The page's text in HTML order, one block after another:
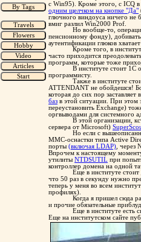
с Win95). Кроме этого, с ICQ в
одним щелчком на кнопке "Да"
глючного виндоуса ничего не
вмиг разлил Win2000 Prof.
Но вообще-то,
пенсионному фонду),
аутентификации глюков
Кроме того, в
часто приходится
программ, которые тоже
В институте стоит 1С
программисту.
Также в институте
ATTENDANT не обойдешся!
которая до сих пор
баз в этой ситуации. При этом
переустановить Exchange)
оргвыводами для системного
В этой организации,
сервера от Microsoft)
Но если с
MMC-оснастки типа Active
порты (включая LDAP) , через
Впрочем к настоящему
утилиты NTDSUTIL при
контроллер домена на одной
Еще в институте
что 50 раз в секунду нужно
теперь у меня во всем
профилях).
Когда я пришел сюда
и прочие обязательные
Еще в институте есть
Еще на институтском сайте